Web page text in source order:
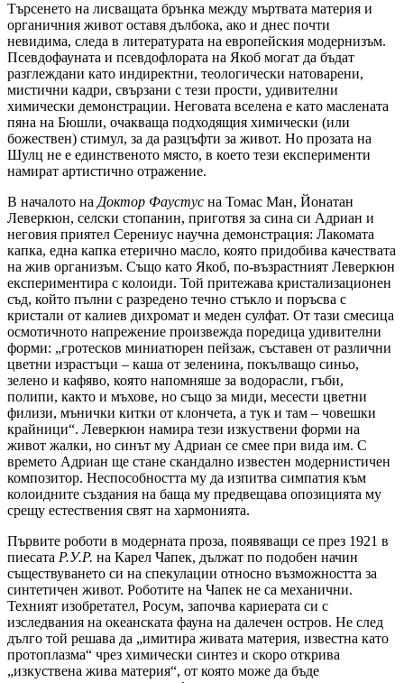
Търсенето на лисващата брънка между мъртвата материя и
органичния живот оставя дълбока, ако и днес почти
невидима, следа в литературата на европейския модернизъм.
Псевдофауната и псевдофлората на Якоб могат да бъдат
разглеждани като индиректни, теологически натоварени,
мистични кадри, свързани с тези прости, удивителни
химически демонстрации. Неговата вселена е като маслената
пяна на Бюшли, очакваща подходящия химически (или
божествен) стимул, за да разцъфти за живот. Но прозата на
Шулц не е единственото място, в което тези експерименти
намират артистично отражение.
В началото наДоктор Фаустус на Томас Ман, Йонатан
Леверкюн, селски стопанин, приготвя за сина си Адриан и
неговия приятел Серениус научна демонстрация: Лакомата
капка, една капка етерично масло, която придобива качествата
на жив организъм. Също като Якоб, по-възрастният Леверкюн
експериментира с колоиди. Той притежава кристализационен
съд, който пълни с разредено течно стъкло и поръсва с
кристали от калиев дихромат и меден сулфат. От тази смесица
осмотичното напрежение произвежда поредица удивителни
форми: „гротесков миниатюрен пейзаж, съставен от различни
цветни израстъци – каша от зеленина, покълващо синьо,
зелено и кафяво, която напомняше за водорасли, гъби,
полипи, както и мъхове, но също за миди, месести цветни
филизи, мънички китки от клончета, а тук и там – човешки
крайници“. Леверкюн намира тези изкуствени форми на
живот жалки, но синът му Адриан се смее при вида им. С
времето Адриан ще стане скандално известен модернистичен
композитор. Неспособността му да изпитва симпатия към
колоидните създания на баща му предвещава опозицията му
срещу естествения свят на хармонията.
Първите роботи в модерната проза, появяващи се през 1921 в
пиесата Р.У.Р. на Карел Чапек, дължат по подобен начин
съществуването си на спекулации относно възможността за
синтетичен живот. Роботите на Чапек не са механични.
Техният изобретател, Росум, започва кариерата си с
изследвания на океанската фауна на далечен остров. Не след
дълго той решава да „имитира живата материя, известна като
протоплазма“ чрез химически синтез и скоро открива
„изкуствена жива материя“, от която може да бъде